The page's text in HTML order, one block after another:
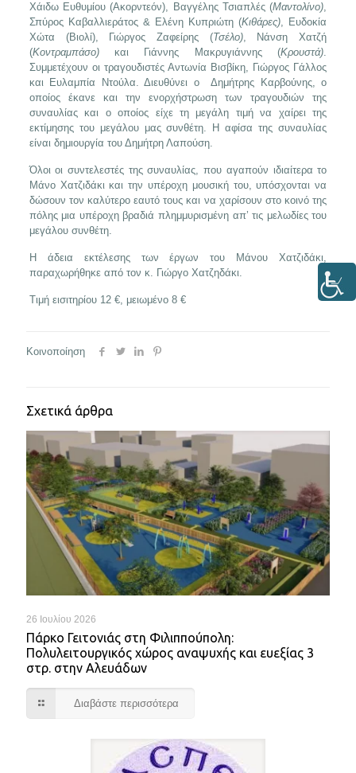
Χάιδω Ευθυμίου (Ακορντεόν), Βαγγέλης Τσιαπλές (Μαντολίνο)
Σπύρος Καβαλλιεράτος & Ελένη Κυπριώτη (Κιθάρες) , Ευδοκία
Χώτα (Βιολί), Γιώργος Ζαφείρης (Τσέλο), Νάνση Χατζή
(Κοντραμπάσο)και Γιάννης Μακρυγιάννης (Κρουστά)
Συμμετέχουν οι τραγουδιστές Αντωνία Βισβίκη, Γιώργος Γάλλος
και Ευλαμπία Ντούλα. Διευθύνει ο Δημήτρης Καρβούνης, ο
οποίος έκανε και την ενορχήστρωση των τραγουδιών της
συναυλίας και ο οποίος είχε τη μεγάλη τιμή να χαίρει της
εκτίμησης του μεγάλου μας συνθέτη. Η αφίσα της συναυλίας
είναι δημιουργία του Δημήτρη Λαπούση.
Όλοι οι συντελεστές της συναυλίας, που αγαπούν ιδιαίτερα το
Μάνο Χατζιδάκι και την υπέροχη μουσική του, υπόσχονται να
δώσουν τον καλύτερο εαυτό τους και να χαρίσουν στο κοινό της
πόλης μια υπέροχη βραδιά πλημμυρισμένη απ’ τις μελωδίες του
μεγάλου συνθέτη.
Η άδεια εκτέλεσης των έργων του Μάνου Χατζιδάκι,
παραχωρήθηκε από τον κ. Γιώργο Χατζηδάκι.
Τιμή εισιτηρίου 12 €, μειωμένο 8 €
Κοινοποίηση
Σχετικά άρθρα
26 Ιουλίου 2026
Πάρκο Γειτονιάς στη Φιλιππούπολη:
Πολυλειτουργικός χώρος αναψυχής και ευεξίας 3
στρ. στην Αλευάδων
Διαβάστε περισσότερα